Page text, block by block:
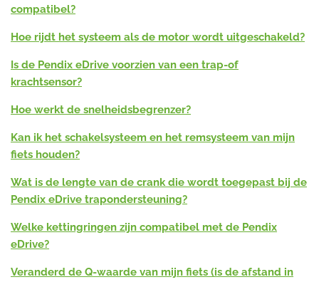
compatibel?
Hoe rijdt het systeem als de motor wordt uitgeschakeld?
Is de Pendix eDrive voorzien van een trap-of
krachtsensor?
Hoe werkt de snelheidsbegrenzer?
Kan ik het schakelsysteem en het remsysteem van mijn
fiets houden?
Wat is de lengte van de crank die wordt toegepast bij de
Pendix eDrive trapondersteuning?
Welke kettingringen zijn compatibel met de Pendix
eDrive?
Veranderd de Q-waarde van mijn fiets (is de afstand in